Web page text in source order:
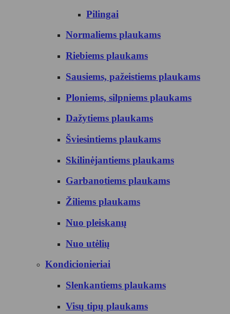
Pilingai
Normaliems plaukams
Riebiems plaukams
Sausiems, pažeistiems plaukams
Ploniems, silpniems plaukams
Dažytiems plaukams
Šviesintiems plaukams
Skilinėjantiems plaukams
Garbanotiems plaukams
Žiliems plaukams
Nuo pleiskanų
Nuo utėlių
Kondicionieriai
Slenkantiems plaukams
Visų tipų plaukams